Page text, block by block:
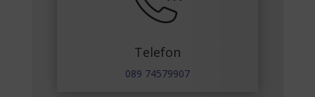
Telefon
089 74579907